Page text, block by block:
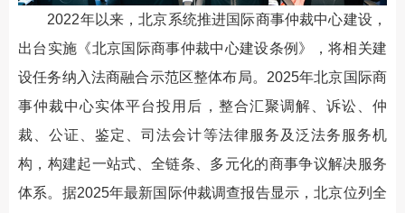
2022年以来，北京系统推进国际商事仲裁中心建设，
出台实施《北京国际商事仲裁中心建设条例》，将相关建
设任务纳入法商融合示范区整体布局。2025年北京国际商
事仲裁中心实体平台投用后，整合汇聚调解、诉讼、仲
裁、公证、鉴定、司法会计等法律服务及泛法务服务机
构，构建起一站式、全链条、多元化的商事争议解决服务
体系。据2025年最新国际仲裁调查报告显示，北京位列全